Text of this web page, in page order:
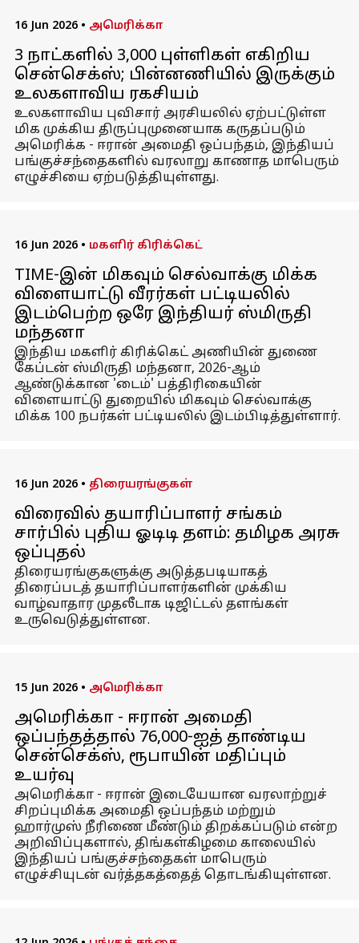
16 Jun 2026 • அமெரிக்கா
3 நாட்களில் 3,000 புள்ளிகள் எகிறிய
சென்செக்ஸ்; பின்னணியில் இருக்கும்
உலகளாவிய ரகசியம்
உலகளாவிய புவிசார் அரசியலில் ஏற்பட்டுள்ள
மிக முக்கிய திருப்புமுனையாக கருதப்படும்
அமெரிக்க - ஈரான் அமைதி ஒப்பந்தம், இந்தியப்
பங்குச்சந்தைகளில் வரலாறு காணாத மாபெரும்
எழுச்சியை ஏற்படுத்தியுள்ளது.
16 Jun 2026 • மகளிர் கிரிக்கெட்
TIME-இன் மிகவும் செல்வாக்கு மிக்க
விளையாட்டு வீரர்கள் பட்டியலில்
இடம்பெற்ற ஒரே இந்தியர் ஸ்மிருதி
மந்தனா
இந்திய மகளிர் கிரிக்கெட் அணியின் துணை
கேப்டன் ஸ்மிருதி மந்தனா, 2026-ஆம்
ஆண்டுக்கான 'டைம்' பத்திரிகையின்
விளையாட்டு துறையில் மிகவும் செல்வாக்கு
மிக்க 100 நபர்கள் பட்டியலில் இடம்பிடித்துள்ளார்.
16 Jun 2026 • திரையரங்குகள்
விரைவில் தயாரிப்பாளர் சங்கம்
சார்பில் புதிய ஓடிடி தளம்: தமிழக அரசு
ஒப்புதல்
திரையரங்குகளுக்கு அடுத்தபடியாகத்
திரைப்படத் தயாரிப்பாளர்களின் முக்கிய
வாழ்வாதார முதலீடாக டிஜிட்டல் தளங்கள்
உருவெடுத்துள்ளன.
15 Jun 2026 • அமெரிக்கா
அமெரிக்கா - ஈரான் அமைதி
ஒப்பந்தத்தால் 76,000-ஐத் தாண்டிய
சென்செக்ஸ், ரூபாயின் மதிப்பும்
உயர்வு
அமெரிக்கா - ஈரான் இடையேயான வரலாற்றுச்
சிறப்புமிக்க அமைதி ஒப்பந்தம் மற்றும்
ஹார்முஸ் நீரிணை மீண்டும் திறக்கப்படும் என்ற
அறிவிப்புகளால், திங்கள்கிழமை காலையில்
இந்தியப் பங்குச்சந்தைகள் மாபெரும்
எழுச்சியுடன் வர்த்தகத்தைத் தொடங்கியுள்ளன.